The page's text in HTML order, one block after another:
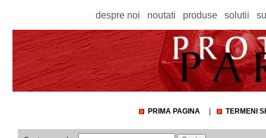
despre noi noutati produse solutii
PRIMA PAGINA TERMENI